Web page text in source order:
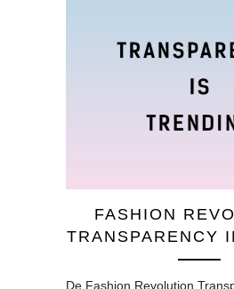
FASHION
TRANSPARENCY
De Fashion Revolution